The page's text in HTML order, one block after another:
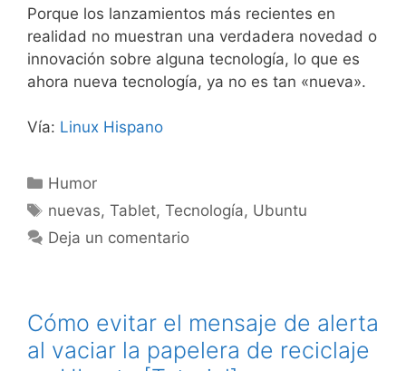
Porque los lanzamientos más recientes en
realidad no muestran una verdadera novedad o
innovación sobre alguna tecnología, lo que es
ahora nueva tecnología, ya no es tan «nueva».
Vía: Linux Hispano
Categorías
Humor
Etiquetas
nuevas,Tablet,Tecnología, Ubuntu
Deja un comentario
Cómo evitar el mensaje de alerta
al vaciar la papelera de reciclaje